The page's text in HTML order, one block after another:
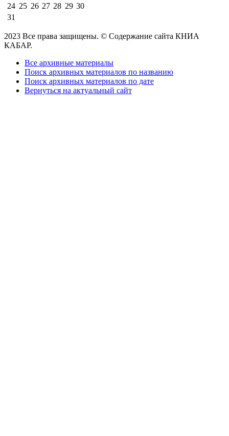
24 25 26 27 28 29 30
31
2023 Все права защищены. © Содержание сайта КНИА
КАБАР.
Все архивные материалы
Поиск архивных материалов по названию
Поиск архивных материалов по дате
Вернуться на актуальный сайт